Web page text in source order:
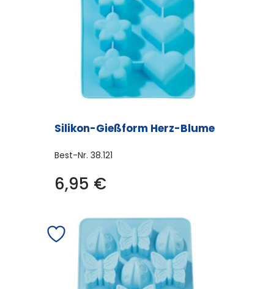
Silikon-Gießform Herz-Blume
Best-Nr. 38.121
6,95 €